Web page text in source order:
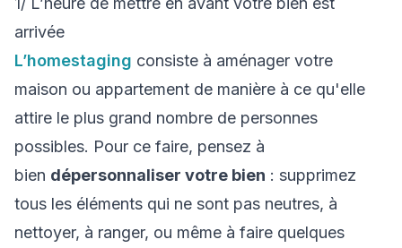
arrivée
L’homestaging consiste à aménager votre
maison ou appartement de manière à ce qu'elle
attire le plus grand nombre de personnes
possibles. Pour ce faire, pensez à
bien dépersonnaliser votre bien : supprimez
tous les éléments qui ne sont pas neutres, à
nettoyer, à ranger, ou même à faire quelques